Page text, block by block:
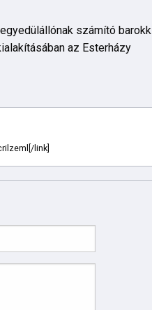
számító barokk
az Esterházy
link]